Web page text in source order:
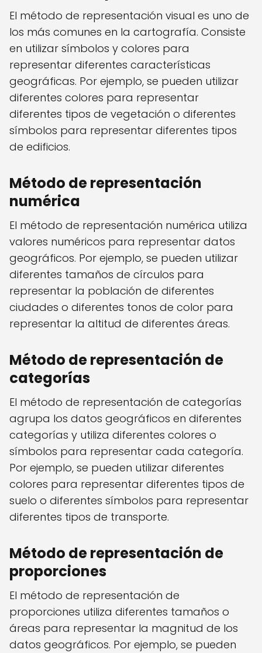
El método de representación visual es uno de
los más comunes en la cartografía. Consiste
en utilizar símbolos y colores para
representar diferentes características
geográficas. Por ejemplo, se pueden utilizar
diferentes colores para representar
diferentes tipos de vegetación o diferentes
símbolos para representar diferentes tipos
de edificios.
Método de representación
numérica
El método de representación numérica utiliza
valores numéricos para representar datos
geográficos. Por ejemplo, se pueden utilizar
diferentes tamaños de círculos para
representar la población de diferentes
ciudades o diferentes tonos de color para
representar la altitud de diferentes áreas.
Método de representación de
categorías
El método de representación de categorías
agrupa los datos geográficos en diferentes
categorías y utiliza diferentes colores o
símbolos para representar cada categoría.
Por ejemplo, se pueden utilizar diferentes
colores para representar diferentes tipos de
suelo o diferentes símbolos para representar
diferentes tipos de transporte.
Método de representación de
proporciones
El método de representación de
proporciones utiliza diferentes tamaños o
áreas para representar la magnitud de los
datos geográficos. Por ejemplo, se pueden